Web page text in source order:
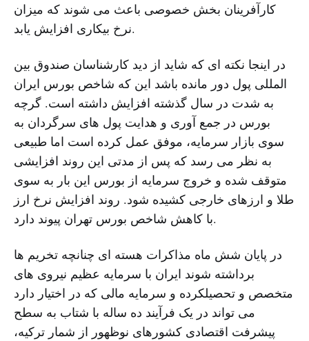
کارآفرینان بخش خصوصی باعث می شوند که میزان
نرخ بیکاری افزایش یابد.
در اینجا نکته ای که شاید از دید کارشناسان صندوق بین
المللی پول دور مانده باشد این که شاخص بورس ایران
به شدت در سال گذشته افزایش داشته است. گرچه
بورس در جمع آوری و هدایت پول های سرگردان به
سوی بازار سرمایه، موفق عمل کرده است اما طبیعی
به نظر می رسد که پس از مدتی این روند افزایشی
متوقف شده و خروج سرمایه از بورس این بار به سوی
طلا و ارزهای خارجی کشیده شود. روند افزایش نرخ ارز
با کاهش شاخص بورس تهران پیوند دارد.
در پایان شش ماه مذاکرات هسته ای چنانچه تخریم ها
برداشته شوند ایران با سرمایه عظیم نیروی های
متخصص و تحصیلکرده و سرمایه مالی که در اختیار دارد
می تواند در یک فرآیند ده ساله با شتاب به سطح
پیشرفت اقتصادی کشورهای نوظهور از شمار ترکیه،